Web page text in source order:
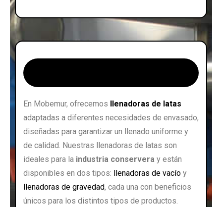
En Mobemur, ofrecemos llenadoras de latas
adaptadas a diferentes necesidades de envasado,
diseñadas para garantizar un llenado uniforme y
de calidad. Nuestras llenadoras de latas son
ideales para la industria conservera y están
disponibles en dos tipos: llenadoras de vacío y
llenadoras de gravedad, cada una con beneficios
únicos para los distintos tipos de productos.